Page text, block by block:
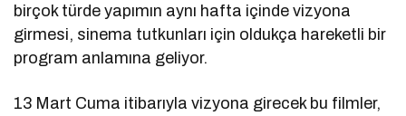
birçok türde yapımın aynı hafta içinde vizyona
girmesi, sinema tutkunları için oldukça hareketli bir
program anlamına geliyor.
13 Mart Cuma itibarıyla vizyona girecek bu filmler,